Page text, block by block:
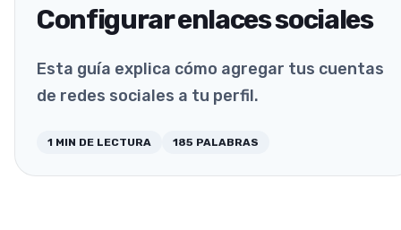
Configurar enlaces sociales
Esta guía explica cómo agregar tus cuentas
de redes sociales a tu perfil.
1 MIN DE LECTURA 185 PALABRAS